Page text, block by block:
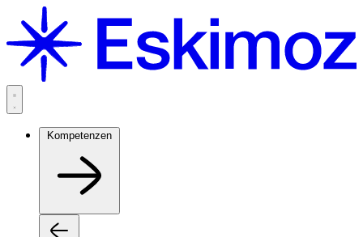
Inhalt
springen
Kompetenzen